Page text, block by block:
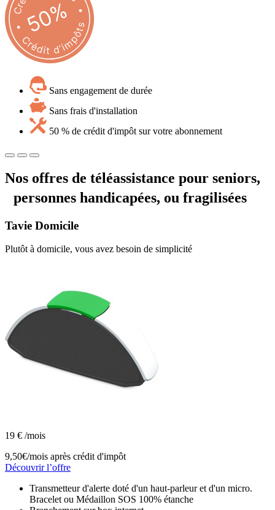
Sans engagement de durée
Sans frais d'installation
50 % de crédit d'impôt sur votre abonnement
Nos offres de téléassistance pour seniors,
personnes handicapées, ou fragilisées
Tavie Domicile
Plutôt à domicile, vous avez besoin de simplicité
19 € /mois
9,50€/mois après crédit d'impôt
Découvrir l’offre
Transmetteur d'alerte doté d'un haut-parleur et d'un micro.
Bracelet ou Médaillon SOS 100% étanche